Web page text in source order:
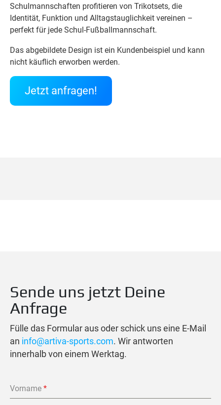
Schulmannschaften profitieren von Trikotsets, die
Identität, Funktion und Alltagstauglichkeit vereinen –
perfekt für jede Schul-Fußballmannschaft.
Das abgebildete Design ist ein Kundenbeispiel und kann
nicht käuflich erworben werden.
Jetzt anfragen!
Sende uns jetzt Deine
Anfrage
Fülle das Formular aus oder schick uns eine E-Mail
an info@artiva-sports.com. Wir antworten
innerhalb von einem Werktag.
Vorname *